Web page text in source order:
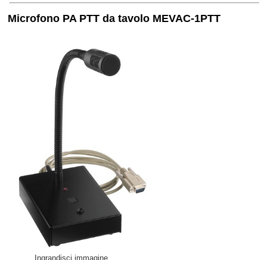
Microfono PA PTT da tavolo MEVAC-1PTT
Ingrandisci immagine